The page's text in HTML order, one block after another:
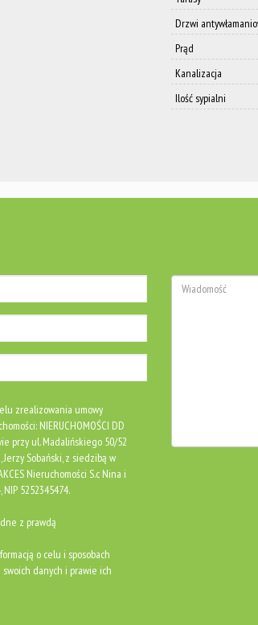
Drzwi
Prąd
Kanalizacja
Ilość sypialni
zrealizowania umowy
NIERUCHOMOŚCI DD
przy ul. Madalińskiego 50/52
Jerzy Sobański, z siedzibą w
Nieruchomości S.c Nina i
5252345474.
z prawdą
o celu i sposobach
danych i prawie ich